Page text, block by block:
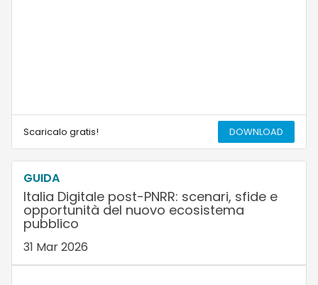
Scaricalo gratis! DOWNLOAD
GUIDA
Italia Digitale post-PNRR: scenari, sfide e
opportunità del nuovo ecosistema
pubblico
31 Mar 2026